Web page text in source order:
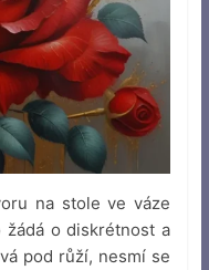
na stole ve váze
o diskrétnost a
pod růží, nesmí se